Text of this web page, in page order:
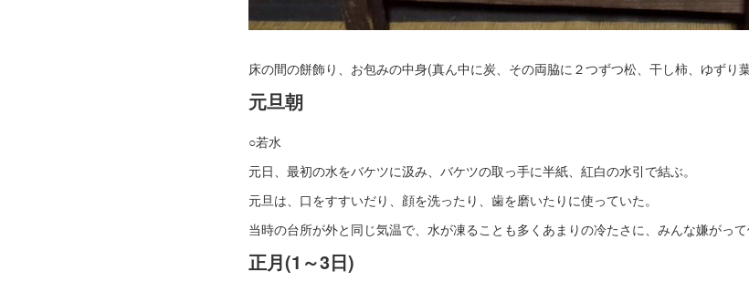
床の間の餅飾り、お包みの中身(真ん中に炭、その両脇に２つずつ松、干し柿、ゆずり
元旦朝
○若水
元日、最初の水をバケツに汲み、バケツの取っ手に半紙、紅白の水引で結ぶ。
元旦は、口をすすいだり、顔を洗ったり、歯を磨いたりに使っていた。
当時の台所が外と同じ気温で、水が凍ることも多くあまりの冷たさに、みんな嫌がっ
正月(1～3日)